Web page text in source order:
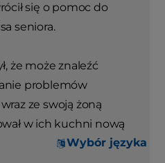
Wybór języka
się o pomoc do
seniora.
że może znaleźć
problemów
ze swoją żoną
w ich kuchni nową